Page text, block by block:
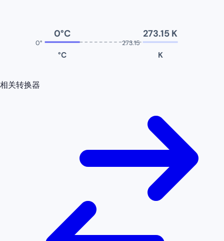
0°
0°C
°C
273.15
273.15 K
K
相关转换器